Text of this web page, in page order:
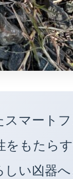
マート
をもたら
い凶器